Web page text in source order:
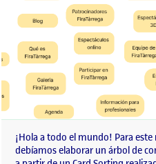
¡Hola a todo el mundo! Para este
debíamos elaborar un árbol de